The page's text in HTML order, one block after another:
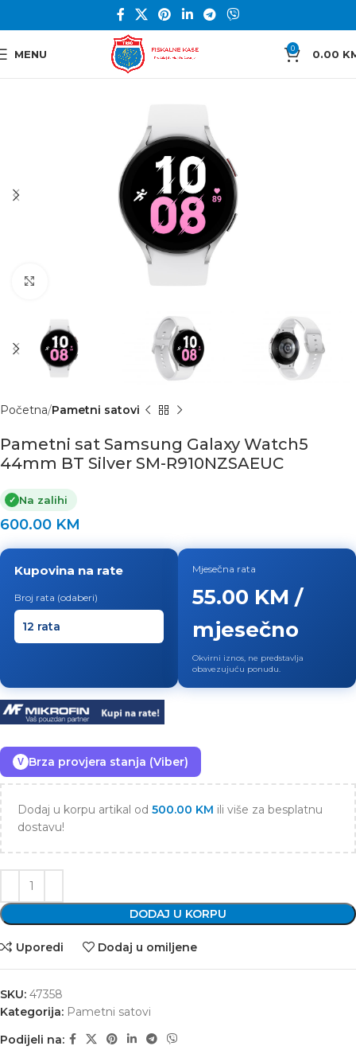
MENU 0 0.00
Početna Pametni satovi
Pametni sat Samsung Galaxy Watch5
44mm BT Silver SM-R910NZSAEUC
✓ Na zalihi
600.00 KM
Kupovina na rate
Broj rata (odaberi)
Mjesečna rata
55.00 KM /
mjesečno
Okvirni iznos, ne predstavlja
obavezujuću ponudu.
V Brza provjera stanja (Viber)
Dodaj u korpu artikal od 500.00 KM ili više za besplatnu
dostavu!
DODAJ U KORPU
Uporedi Dodaj u omiljene
SKU: 47358
Kategorija: Pametni satovi
Podijeli na: